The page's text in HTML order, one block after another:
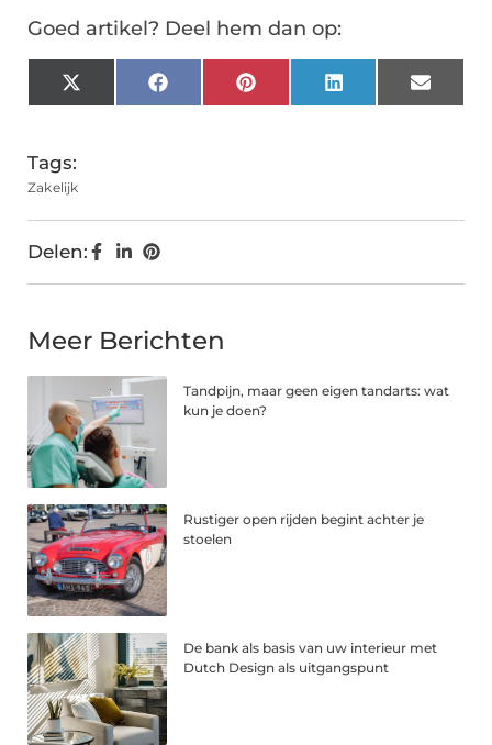
Goed artikel? Deel hem dan op:
X
(Twitter)
FacebookPinterestLinkedInEmail
Tags:
Zakelijk
Delen:
Meer Berichten
Tandpijn, maar geen eigen tandarts: wat
kun je doen?
Rustiger open rijden begint achter je
stoelen
De bank als basis van uw interieur met
Dutch Design als uitgangspunt